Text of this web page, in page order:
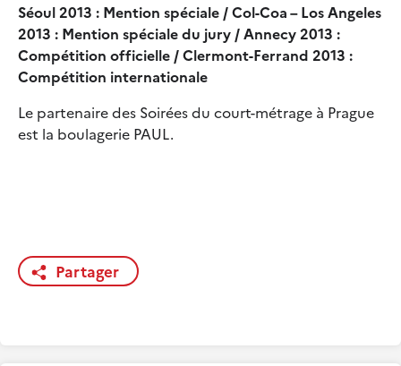
Séoul 2013 : Mention spéciale / Col-Coa – Los Angeles
2013 : Mention spéciale du jury / Annecy 2013 :
Compétition officielle / Clermont-Ferrand 2013 :
Compétition internationale
Le partenaire des Soirées du court-métrage à Prague
est la boulagerie PAUL.
Partager